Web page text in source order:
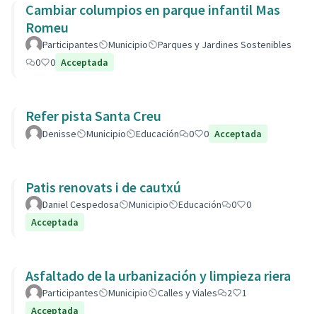
Cambiar columpios en parque infantil Mas
Romeu
Participantes Municipio
Parques y Jardines Sostenibles
0
0 Acceptada
Refer pista Santa Creu
Denisse Municipio Educación 0 0 Acceptada
Patis renovats i de cautxú
Daniel Cespedosa Municipio Educación 0
0
Acceptada
Asfaltado de la urbanización y limpieza riera
Participantes Municipio Calles y Viales 2
1
Acceptada